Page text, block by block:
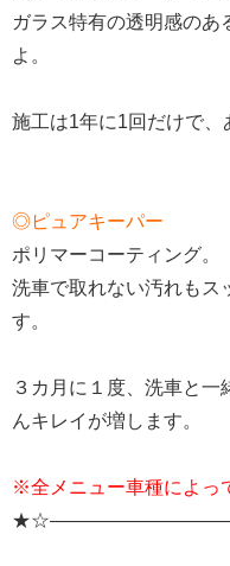
ガラス特有の透明感のあ
よ。
施工は1年に1回だけで、
◎ピュアキーパー
ポリマーコーティング。
洗車で取れない汚れもス
す。
３カ月に１度、洗車と
んキレイが増します。
※全メニュー車種によっ